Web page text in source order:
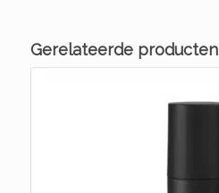
Gerelateerde producten